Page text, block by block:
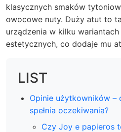
klasycznych smaków
owocowe nuty. Duży atut to
urządzenia w kilku
estetycznych, co dodaje mu
LIST
Opinie użytkowników –
spełnia oczekiwania?
Czy Joy e papieros